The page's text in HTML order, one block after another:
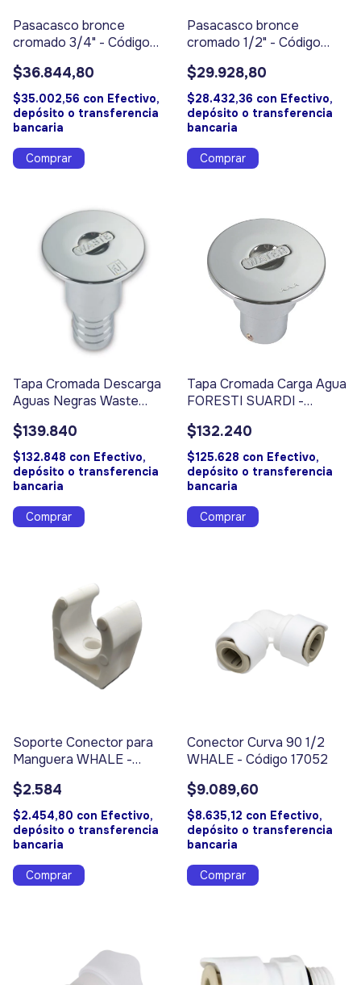
Pasacasco bronce
cromado 3/4" - Código
$36.844,80
$35.002,56 con Efectivo,
depósito o transferencia
bancaria
Pasacasco bronce
cromado 1/2" - Código
$29.928,80
$28.432,36 con Efectivo,
depósito o transferencia
bancaria
Tapa Cromada Descarga
Aguas Negras Waste
Código 17036
$139.840
$132.848 con Efectivo,
depósito o transferencia
bancaria
Tapa Cromada Carga Agua
FORESTI SUARDI -
$132.240
$125.628 con Efectivo,
depósito o transferencia
bancaria
Soporte Conector para
Manguera WHALE -
$2.584
$2.454,80 con Efectivo,
depósito o transferencia
bancaria
Conector Curva 90 1/2
WHALE - Código 17052
$9.089,60
$8.635,12 con Efectivo,
depósito o transferencia
bancaria